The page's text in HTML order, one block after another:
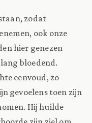
zodat
ook onze
hier genezen
bloedend.
eenvoud, zo
gevoelens toen zijn
Hij huilde